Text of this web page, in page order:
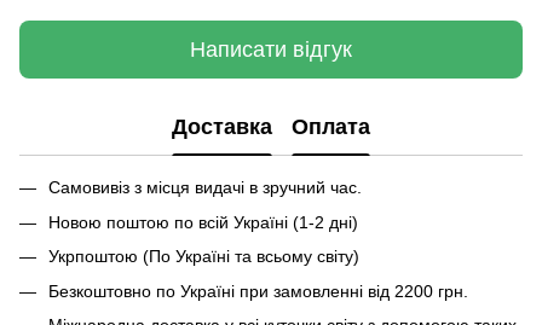
Написати відгук
Доставка Оплата
Самовивіз з місця видачі в зручний час.
Новою поштою по всій Україні (1-2 дні)
Укрпоштою (По Україні та всьому світу)
Безкоштовно по Україні при замовленні від 2200 грн.